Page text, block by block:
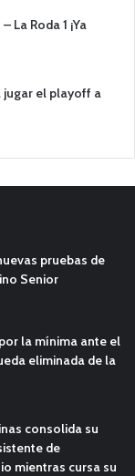
La Roda 1 ¡Ya
jugar el playoff a
pruebas de
Senior
la mínima ante el
eliminada de la
consolida su
de
mientras cursa su